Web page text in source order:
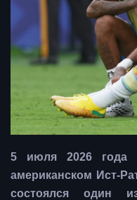
5 июля 2026 года
американском Ист-
состоялся один